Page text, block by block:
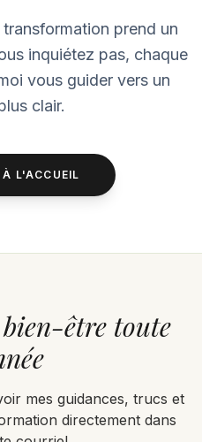
prend un
inquiétez pas, chaque
vous guider vers un
clair.
À L'ACCUEIL
être toute
mes guidances, trucs et
directement dans